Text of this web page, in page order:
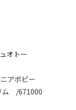
オトー
アポピー
ム /671000